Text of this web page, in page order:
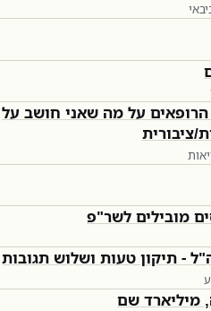
על מה שאני חושב על
ציבורית
מובילים לשר"פ
- תיקון טעות ושלוש תגובות
מיליארד שם